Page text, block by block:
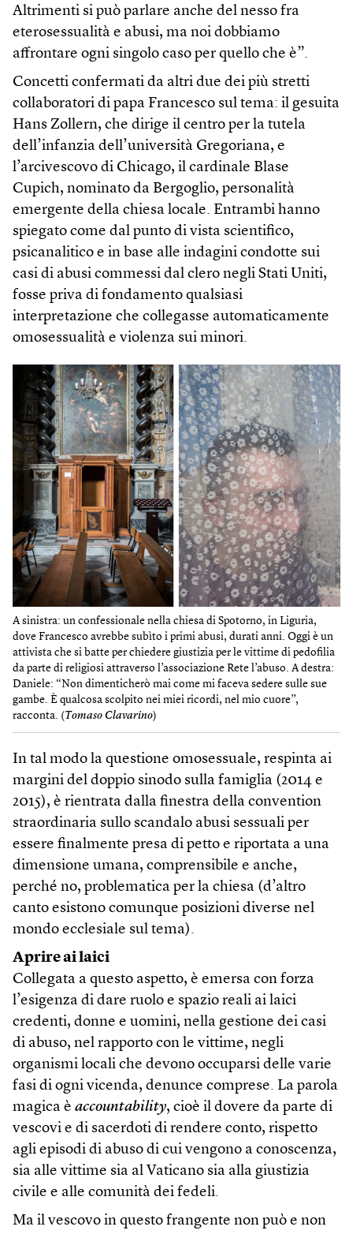
Altrimenti si può parlare anche del nesso fra
eterosessualità e abusi, ma noi dobbiamo
affrontare ogni singolo caso per quello che è”.
Concetti confermati da altri due dei più stretti
collaboratori di papa Francesco sul tema: il gesuita
Hans Zollern, che dirige il centro per la tutela
dell’infanzia dell’università Gregoriana, e
l’arcivescovo di Chicago, il cardinale Blase
Cupich, nominato da Bergoglio, personalità
emergente della chiesa locale. Entrambi hanno
spiegato come dal punto di vista scientifico,
psicanalitico e in base alle indagini condotte sui
casi di abusi commessi dal clero negli Stati Uniti,
fosse priva di fondamento qualsiasi
interpretazione che collegasse automaticamente
omosessualità e violenza sui minori.
A sinistra: un confessionale nella chiesa di Spotorno, in Liguria,
dove Francesco avrebbe subìto i primi abusi, durati anni. Oggi è un
attivista che si batte per chiedere giustizia per le vittime di pedofilia
da parte di religiosi attraverso l’associazione Rete l’abuso. A destra:
Daniele: “Non dimenticherò mai come mi faceva sedere sulle sue
gambe. È qualcosa scolpito nei miei ricordi, nel mio cuore”,
racconta. (Tomaso Clavarino)
In tal modo la questione omosessuale, respinta ai
margini del doppio sinodo sulla famiglia (2014 e
2015), è rientrata dalla finestra della convention
straordinaria sullo scandalo abusi sessuali per
essere finalmente presa di petto e riportata a una
dimensione umana, comprensibile e anche,
perché no, problematica per la chiesa (d’altro
canto esistono comunque posizioni diverse nel
mondo ecclesiale sul tema).
Aprire ai laici
Collegata a questo aspetto, è emersa con forza
l’esigenza di dare ruolo e spazio reali ai laici
credenti, donne e uomini, nella gestione dei casi
di abuso, nel rapporto con le vittime, negli
organismi locali che devono occuparsi delle varie
fasi di ogni vicenda, denunce comprese. La parola
magica è accountability, cioè il dovere da parte di
vescovi e di sacerdoti di rendere conto, rispetto
agli episodi di abuso di cui vengono a conoscenza,
sia alle vittime sia al Vaticano sia alla giustizia
civile e alle comunità dei fedeli.
Ma il vescovo in questo frangente non può e non